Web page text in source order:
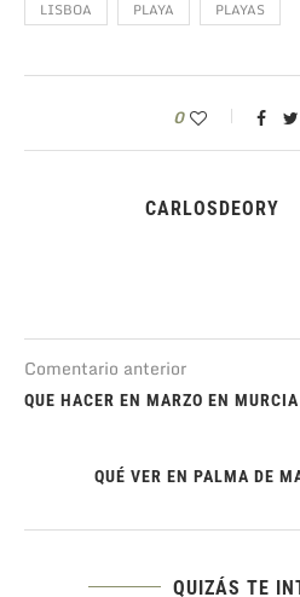
LISBOA PLAYA PLAYAS
0
CARLOSDEORY
Comentario anterior
QUE HACER EN MARZO EN MURCIA
QUÉ VER EN PALMA DE
QUIZÁS TE